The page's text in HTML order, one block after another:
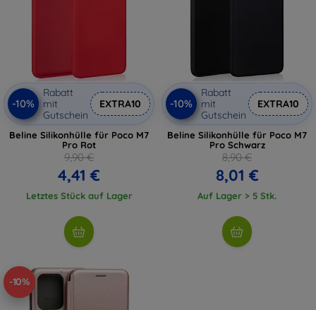
-10%
Rabatt
mit
Gutschein
EXTRA10
Beline Silikonhülle für Poco M7
Pro Rot
9,90 €
4,41 €
Letztes Stück auf Lager
-10%
Rabatt
mit
Gutschein
EXTRA10
Beline Silikonhülle für Poco M7
Pro Schwarz
8,90 €
8,01 €
Auf Lager > 5 Stk.
-10%